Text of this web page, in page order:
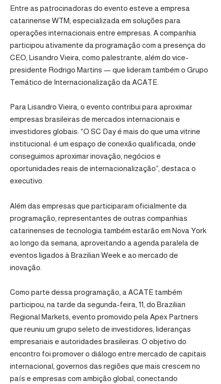
Entre as patrocinadoras do evento esteve a empresa
catarinense WTM, especializada em soluções para
operações internacionais entre empresas. A companhia
participou ativamente da programação com a presença do
CEO, Lisandro Vieira, como palestrante, além do vice-
presidente Rodrigo Martins — que lideram também o Grupo
Temático de Internacionalização da ACATE.
Para Lisandro Vieira, o evento contribui para aproximar
empresas brasileiras de mercados internacionais e
investidores globais: “O SC Day é mais do que uma vitrine
institucional: é um espaço de conexão qualificada, onde
conseguimos aproximar inovação, negócios e
oportunidades reais de internacionalização”, destaca o
executivo.
Além das empresas que participaram oficialmente da
programação, representantes de outras companhias
catarinenses de tecnologia também estarão em Nova York
ao longo da semana, aproveitando a agenda paralela de
eventos ligados à Brazilian Week e ao mercado de
inovação.
Como parte dessa programação, a ACATE também
participou, na tarde da segunda-feira, 11, do Brazilian
Regional Markets, evento promovido pela Apex Partners
que reuniu um grupo seleto de investidores, lideranças
empresariais e autoridades brasileiras. O objetivo do
encontro foi promover o diálogo entre mercado de capitais
internacional, governos das regiões que mais crescem no
país e empresas com ambição global, conectando